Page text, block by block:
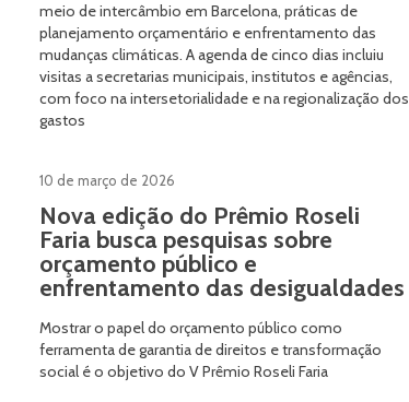
meio de intercâmbio em Barcelona, práticas de
planejamento orçamentário e enfrentamento das
mudanças climáticas. A agenda de cinco dias incluiu
visitas a secretarias municipais, institutos e agências,
com foco na intersetorialidade e na regionalização dos
gastos
10 de março de 2026
Nova edição do Prêmio Roseli
Faria busca pesquisas sobre
orçamento público e
enfrentamento das desigualdades
Mostrar o papel do orçamento público como
ferramenta de garantia de direitos e transformação
social é o objetivo do V Prêmio Roseli Faria